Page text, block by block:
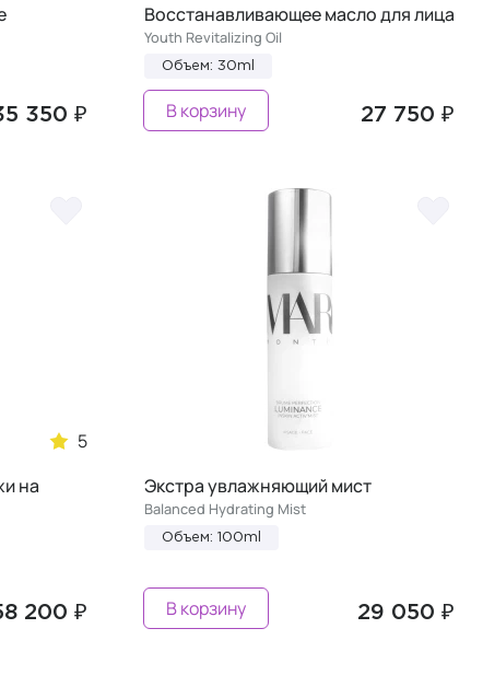
350 ₽
Восстанавливающее масло для лица
Youth Revitalizing Oil
Объем: 30ml
27 750 ₽
В корзину
5
на
200 ₽
Экстра увлажняющий мист
Balanced Hydrating Mist
Объем: 100ml
29 050 ₽
В корзину